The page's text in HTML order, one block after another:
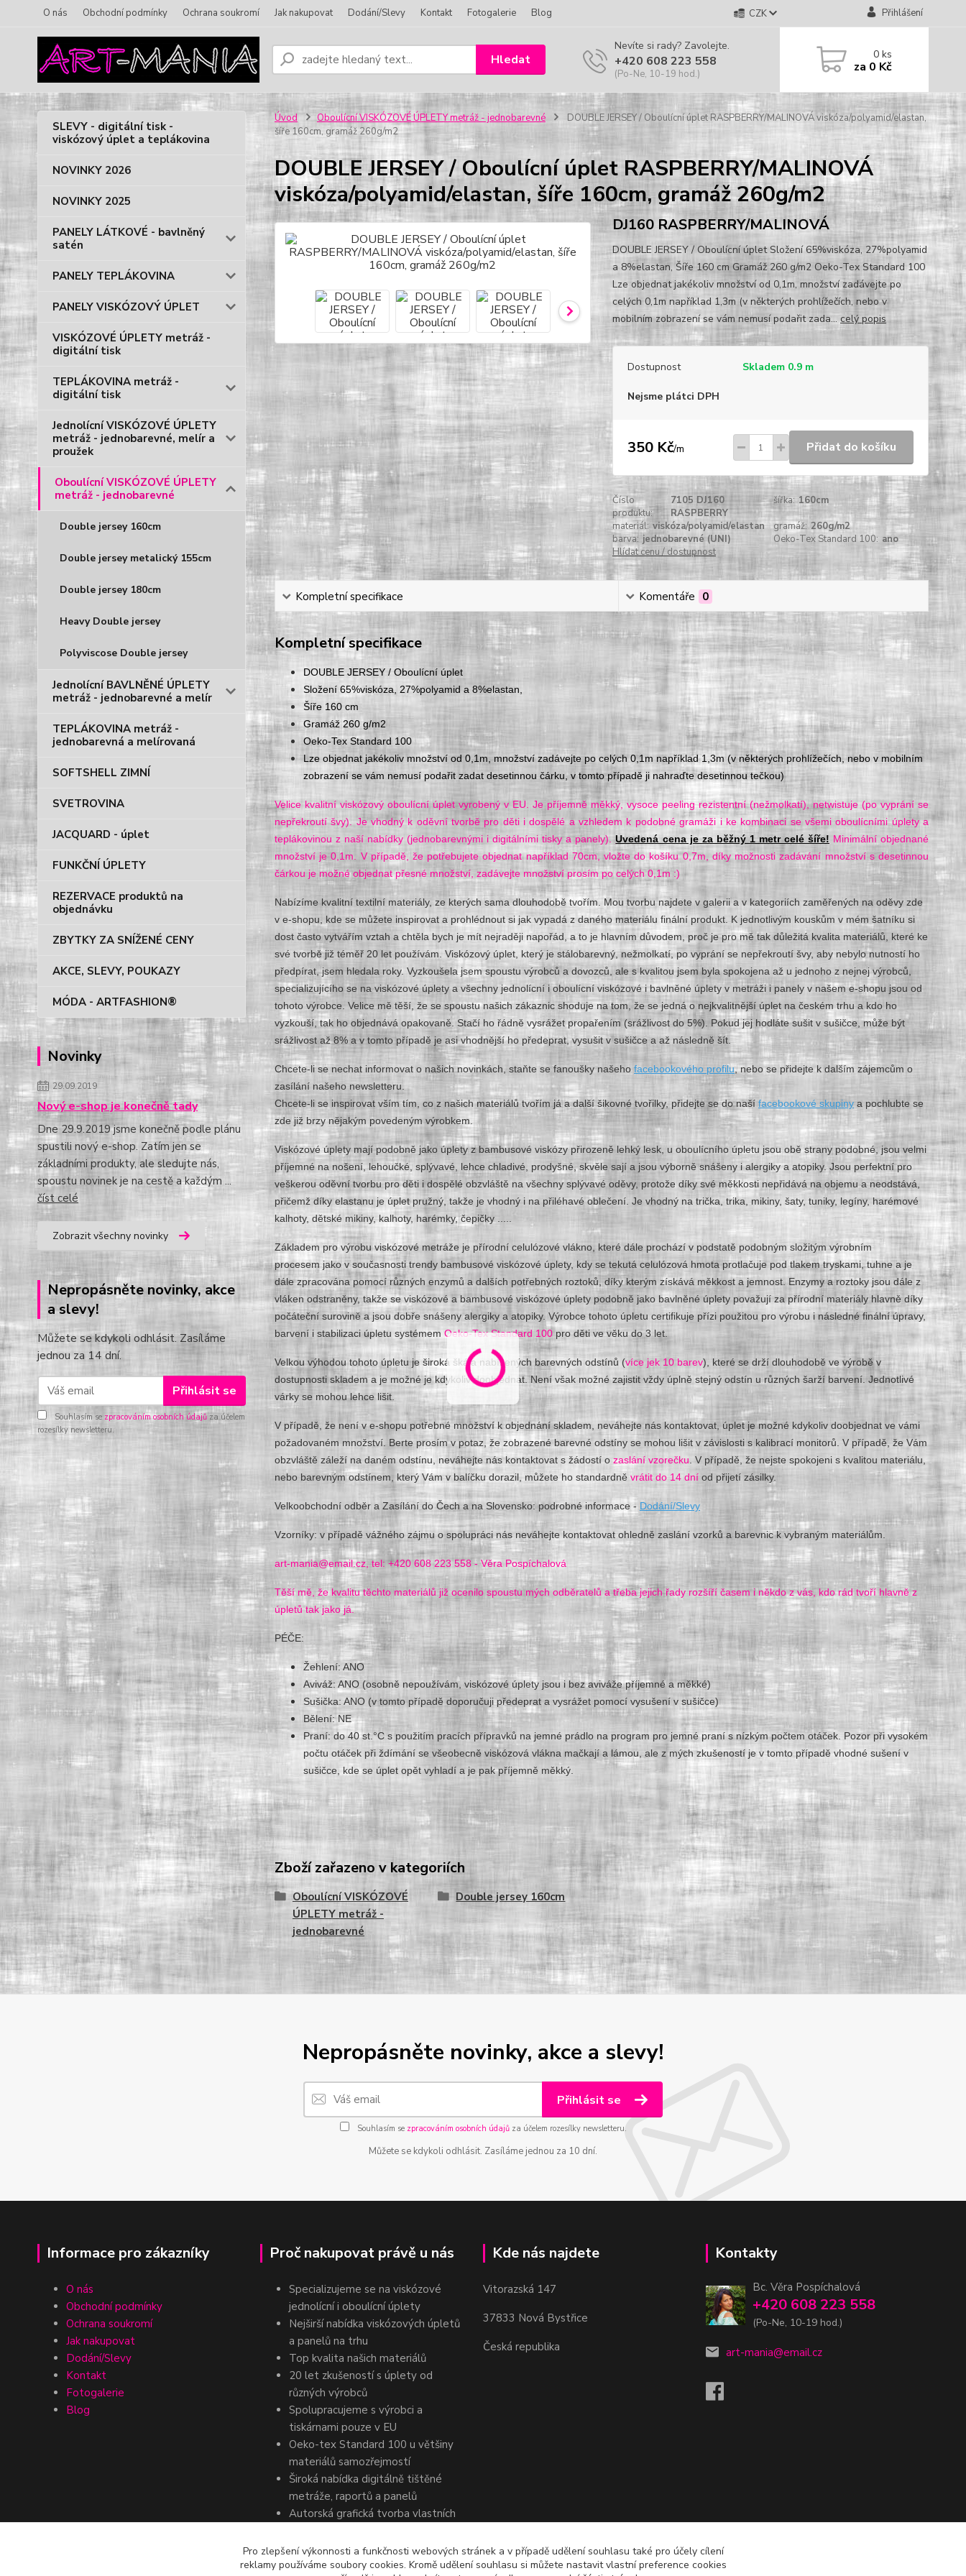
O nás Obchodní podmínky Ochrana soukromí Jak nakupovat Dodání/Slevy Kontakt Fotogalerie Blog CZK Přihlášení
Hledat
Nevíte si rady? Zavolejte.
+420 608 223 558
(Po-Ne, 10-19 hod.)
0ks
za 0 Kč
SLEVY - digitální tisk -
viskózový úplet a teplákovina
NOVINKY 2026
NOVINKY 2025
PANELY LÁTKOVÉ - bavlněný
satén
PANELY TEPLÁKOVINA
PANELY VISKÓZOVÝ ÚPLET
VISKÓZOVÉ ÚPLETY metráž -
digitální tisk
TEPLÁKOVINA metráž -
digitální tisk
Jednolícní VISKÓZOVÉ ÚPLETY
metráž - jednobarevné, melír a
proužek
Oboulícní VISKÓZOVÉ ÚPLETY
metráž - jednobarevné
Double jersey 160cm
Double jersey metalický 155cm
Double jersey 180cm
Heavy Double jersey
Polyviscose Double jersey
Jednolícní BAVLNĚNÉ ÚPLETY
metráž - jednobarevné a melír
TEPLÁKOVINA metráž -
jednobarevná a melírovaná
SOFTSHELL ZIMNÍ
SVETROVINA
JACQUARD - úplet
FUNKČNÍ ÚPLETY
REZERVACE produktů na
objednávku
ZBYTKY ZA SNÍŽENÉ CENY
AKCE, SLEVY, POUKAZY
MÓDA - ARTFASHION®
Novinky
29.09.2019
Nový e-shop je konečně tady
Dne 29.9.2019 jsme konečně podle plánu
spustili nový e-shop. Zatím jen se
základními produkty, ale sledujte nás,
spoustu novinek je na cestě a každým ...
číst celé
Zobrazit všechny novinky
Nepropásněte novinky, akce
a slevy!
Můžete se kdykoli odhlásit. Zasíláme
jednou za 14 dní.
Přihlásit se
Souhlasím se zpracováním osobních údajů za účelem
rozesílky newsletteru.
Úvod Oboulícní VISKÓZOVÉ ÚPLETY metráž - jednobarevné
DOUBLE JERSEY / Oboulícní úplet RASPBERRY/MALINOVÁ viskóza/polyamid/elastan,
šíře 160cm, gramáž 260g/m2
DOUBLE JERSEY / Oboulícní úplet RASPBERRY/MALINOVÁ
viskóza/polyamid/elastan, šíře 160cm, gramáž 260g/m2
DJ160 RASPBERRY/MALINOVÁ
DOUBLE JERSEY / Oboulícní úplet Složení 65%viskóza, 27%polyamid
a 8%elastan, Šíře 160 cm Gramáž 260 g/m2 Oeko-Tex Standard 100
Lze objednat jakékoliv množství od 0,1m, množství zadávejte po
celých 0,1m například 1,3m (v některých prohlížečích, nebo v
mobilním zobrazení se vám nemusí podařit zada...celý popis
Dostupnost Skladem 0.9 m
Nejsme plátci DPH
350 Kč/m Přidat do košíku
Číslo
produktu:
7105 DJ160
RASPBERRY
šířka: 160cm
materiál: viskóza/polyamid/elastan gramáž: 260g/m2
barva: jednobarevné (UNI) Oeko-Tex Standard 100: ano
Hlídat cenu / dostupnost
Kompletní specifikace Komentáře 0
Kompletní specifikace
DOUBLE JERSEY / Oboulícní úplet
Složení 65%viskóza, 27%polyamid a 8%elastan,
Šíře 160 cm
Gramáž 260 g/m2
Oeko-Tex Standard 100
Lze objednat jakékoliv množství od 0,1m, množství zadávejte po celých 0,1m například 1,3m (v některých prohlížečích, nebo v mobilním
zobrazení se vám nemusí podařit zadat desetinnou čárku, v tomto případě ji nahraďte desetinnou tečkou)
Velice kvalitní viskózový oboulícní úplet vyrobený v EU. Je příjemně měkký, vysoce peeling rezistentní (nežmolkatí), netwistuje (po vyprání se
nepřekroutí švy). Je vhodný k oděvní tvorbě pro děti i dospělé a vzhledem k podobné gramáži i ke kombinaci se všemi oboulícními úplety a
teplákovinou z naší nabídky (jednobarevnými i digitálními tisky a panely).Uvedená cena je za běžný 1 metr celé šíře! Minimální objednané
množství je 0,1m. V případě, že potřebujete objednat například 70cm, vložte do košíku 0,7m, díky možnosti zadávání množství s desetinnou
čárkou je možné objednat přesné množství, zadávejte množství prosím po celých 0,1m :)
Nabízíme kvalitní textilní materiály, ze kterých sama dlouhodobě tvořím. Mou tvorbu najdete v galerii a v kategoriích zaměřených na oděvy zde
v e-shopu, kde se můžete inspirovat a prohlédnout si jak vypadá z daného materiálu finální produkt. K jednotlivým kouskům v mém šatníku si
dost často vytvářím vztah a chtěla bych je mít nejraději napořád, a to je hlavním důvodem, proč je pro mě tak důležitá kvalita materiálů, které ke
své tvorbě již téměř 20 let používám. Viskózový úplet, který je stálobarevný, nežmolkatí, po vyprání se nepřekroutí švy, aby nebylo nutností ho
předpírat, jsem hledala roky. Vyzkoušela jsem spoustu výrobců a dovozců, ale s kvalitou jsem byla spokojena až u jednoho z nejnej výrobců,
specializujícího se na viskózové úplety a všechny jednolícní i oboulícní viskózové i bavlněné úplety v metráži i panely v našem e-shopu jsou od
tohoto výrobce. Velice mě těší, že se spoustu našich zákaznic shoduje na tom, že se jedná o nejkvalitnější úplet na českém trhu a kdo ho
vyzkouší, tak ho objednává opakovaně. Stačí ho řádně vysrážet propařením (srážlivost do 5%). Pokud jej hodláte sušit v sušičce, může být
srážlivost až 8% a v tomto případě je asi vhodnější ho předeprat, vysušit v sušičce a až následně šít.
Chcete-li se nechat informovat o našich novinkách, staňte se fanoušky našeho facebookového profilu, nebo se přidejte k dalším zájemcům o
zasílání našeho newsletteru.
Chcete-li se inspirovat vším tím, co z našich materiálů tvořím já a další šikovné tvořilky, přidejte se do naší facebookové skupinya pochlubte se
zde již brzy nějakým povedeným výrobkem.
Viskózové úplety mají podobně jako úplety z bambusové viskózy přirozeně lehký lesk, u oboulícního úpletu jsou obě strany podobné, jsou velmi
příjemné na nošení, lehoučké, splývavé, lehce chladivé, prodyšné, skvěle sají a jsou výborně snášeny i alergiky a atopiky. Jsou perfektní pro
veškerou oděvní tvorbu pro děti i dospělé obzvláště na všechny splývavé oděvy, protože díky své měkkosti nepřidává na objemu a neodstává,
přičemž díky elastanu je úplet pružný, takže je vhodný i na přiléhavé oblečení. Je vhodný na trička, trika, mikiny, šaty, tuniky, legíny, harémové
kalhoty, dětské mikiny, kalhoty, harémky, čepičky .....
Základem pro výrobu viskózové metráže je přírodní celulózové vlákno, které dále prochází v podstatě podobným složitým výrobním
procesem jako v současnosti trendy bambusové viskózové úplety, kdy se tekutá celulózová hmota protlačuje pod tlakem tryskami, tuhne a je
dále zpracována pomocí různých enzymů a dalších potřebných roztoků, díky kterým získává měkkost a jemnost. Enzymy a roztoky jsou dále z
vláken odstraněny, takže se viskózové a bambusové viskózové úplety podobně jako bavlněné úplety považují za přírodní materiály hlavně díky
počáteční surovině a jsou dobře snášeny alergiky a atopiky. Výrobce tohoto úpletu certifikuje přízi použitou pro výrobu i následné finální úpravy,
barvení i stabilizaci úpletu systémem Oeko-Tex Standard 100pro děti ve věku do 3 let.
Velkou výhodou tohoto úpletu je široká škála nabízených barevných odstínů (více jek 10 barev), které se drží dlouhodobě ve výrobě v
dostupnosti skladem a je možné je kdykoliv doobjednat. Není však možné zajistit vždy úplně stejný odstín u různých šarží barvení. Jednotlivé
várky se mohou lehce lišit.
V případě, že není v e-shopu potřebné množství k objednání skladem, neváhejte nás kontaktovat, úplet je možné kdykoliv doobjednat ve vámi
požadovaném množství. Berte prosím v potaz, že zobrazené barevné odstíny se mohou lišit v závislosti s kalibrací monitorů. V případě, že Vám
obzvláště záleží na daném odstínu, neváhejte nás kontaktovat s žádostí o zaslání vzorečku . V případě, že nejste spokojeni s kvalitou materiálu,
nebo barevným odstínem, který Vám v balíčku dorazil, můžete ho standardně vrátit do 14 dníod přijetí zásilky.
Velkoobchodní odběr a Zasílání do Čech a na Slovensko: podrobné informace - Dodání/Slevy
Vzorníky: v případě vážného zájmu o spolupráci nás neváhejte kontaktovat ohledně zaslání vzorků a barevnic k vybraným materiálům.
art-mania@email.cz, tel: +420 608 223 558 - Věra Pospíchalová
Těší mě, že kvalitu těchto materiálů již ocenilo spoustu mých odběratelů a třeba jejich řady rozšíří časem i někdo z vás, kdo rád tvoří hlavně z
úpletů tak jako já.
PÉČE:
Žehlení: ANO
Aviváž: ANO (osobně nepoužívám, viskózové úplety jsou i bez aviváže příjemné a měkké)
Sušička: ANO (v tomto případě doporučuji předeprat a vysrážet pomocí vysušení v sušičce)
Bělení: NE
Praní: do 40 st.°C s použitím pracích přípravků na jemné prádlo na program pro jemné praní s nízkým počtem otáček. Pozor při vysokém
počtu otáček při ždímání se všeobecně viskózová vlákna mačkají a lámou, ale z mých zkušeností je v tomto případě vhodné sušení v
sušičce, kde se úplet opět vyhladí a je pak příjemně měkký.
Zboží zařazeno v kategoriích
Oboulícní VISKÓZOVÉ
ÚPLETY metráž -
jednobarevné
Double jersey 160cm
Nepropásněte novinky, akce a slevy!
Přihlásit se
Souhlasím se zpracováním osobních údajůza účelem rozesílky newsletteru.
Můžete se kdykoli odhlásit. Zasíláme jednou za 10 dní.
Informace pro zákazníky
O nás
Obchodní podmínky
Ochrana soukromí
Jak nakupovat
Dodání/Slevy
Kontakt
Fotogalerie
Blog
Proč nakupovat právě u nás
Specializujeme se na viskózové
jednolícní i oboulícní úplety
Nejširší nabídka viskózových úpletů
a panelů na trhu
Top kvalita našich materiálů
20 let zkušeností s úplety od
různých výrobců
Spolupracujeme s výrobci a
tiskárnami pouze v EU
Oeko-tex Standard 100 u většiny
materiálů samozřejmostí
Široká nabídka digitálně tištěné
metráže, raportů a panelů
Autorská grafická tvorba vlastních
získaných dezénů s licencí pro
komerční použití
Kde nás najdete
Vitorazská 147
37833 Nová Bystřice
Česká republika
Kontakty
Bc. Věra Pospíchalová
+420 608 223 558
(Po-Ne, 10-19 hod.)
art-mania@email.cz
Pro zlepšení výkonnosti a funkčnosti webových stránek a v případě udělení souhlasu také pro účely cílení
reklamy používáme soubory cookies. Kromě udělení souhlasu si můžete nastavit vlastní preference cookies